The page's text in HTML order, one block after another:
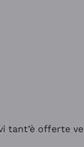
tant’è offerte